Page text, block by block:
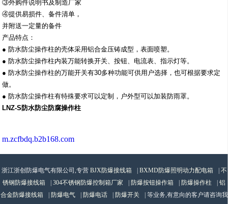
③外购件说明书及制造厂家
④提供易损件、备件清单，
并附送一定量的备件
产品特点：
● 防水防尘操作柱的壳体采用铝合金压铸成型，表面喷塑。
● 防水防尘操作柱内装万能转换开关、按钮、电流表、指示灯等。
● 防水防尘操作柱的万能开关有30多种功能可供用户选择，也可根据要求定
做。
● 防水防尘操作柱有特殊要求可以定制，户外型可以加装防雨罩。
LNZ-S防水防尘防腐操作柱
m.zcfbdq.b2b168.com
浙江浙创防爆电气有限公司,专营 BJX防爆接线箱 | BXMD防爆照明动力配电箱 | 不
锈钢防爆接线箱
| 304不锈钢防爆控制箱厂家 | 防爆按钮操作箱 | 防爆操作柱 | 铝
合金防爆接线箱
| 防爆电气 | 防爆电话 | 防爆开关
| 等业务,有意向的客户请咨询我